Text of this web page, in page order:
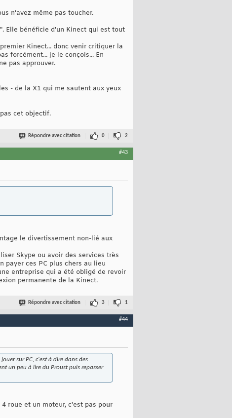
n'avez même pas toucher.
Elle bénéficie d'un Kinect qui est tout
Kinect... donc venir critiquer la
forcément... je le conçois... En
pas approuver.
- de la X1 qui me sautent aux yeux
cet objectif.
Répondre avec citation 0 2
#43
le divertissement non-lié aux
Skype ou avoir des services très
payer ces PC plus chers au lieu
entreprise qui a été obligé de revoir
permanente de la Kinect.
Répondre avec citation 3 1
#44
sur PC, c'est à dire dans des
un peu à lire du Proust puis repasser
roue et un moteur, c'est pas pour